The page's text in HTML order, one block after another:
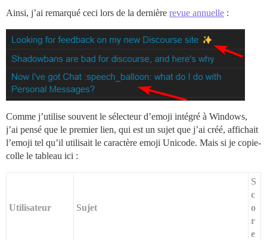
Ainsi, j’ai remarqué ceci lors de la dernière revue annuelle :
Comme j’utilise souvent le sélecteur d’emoji intégré à Windows,
j’ai pensé que le premier lien, qui est un sujet que j’ai créé, affichait
l’emoji tel qu’il utilisait le caractère emoji Unicode. Mais si je copie-
colle le tableau ici :
Utilisateur Sujet
S
c
o
r
e